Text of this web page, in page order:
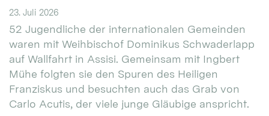
23. Juli 2026
52 Jugendliche der internationalen Gemeinden
waren mit Weihbischof Dominikus Schwaderlapp
auf Wallfahrt in Assisi. Gemeinsam mit Ingbert
Mühe folgten sie den Spuren des Heiligen
Franziskus und besuchten auch das Grab von
Carlo Acutis, der viele junge Gläubige anspricht.